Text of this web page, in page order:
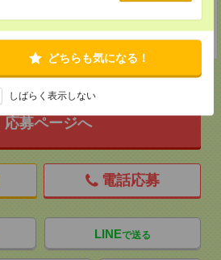
どちらも気になる！
しばらく表示しない
応募ページへ
電話応募
LINEで送る